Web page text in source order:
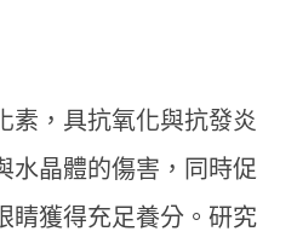
素，具抗氧化與抗發炎
水晶體的傷害，同時促
睛獲得充足養分。研究